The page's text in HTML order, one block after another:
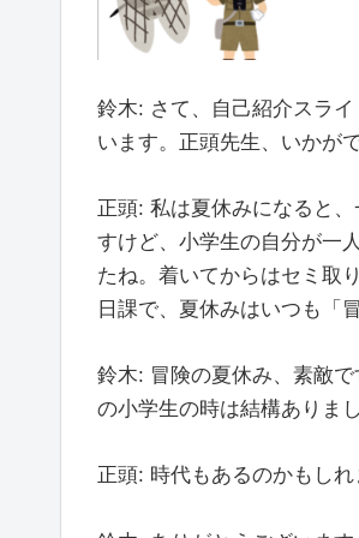
鈴木: さて、自己紹介スラ
います。正頭先生、いかが
正頭: 私は夏休みになると
すけど、小学生の自分が一
たね。着いてからはセミ取
日課で、夏休みはいつも「
鈴木: 冒険の夏休み、素敵
の小学生の時は結構ありま
正頭: 時代もあるのかもしれ